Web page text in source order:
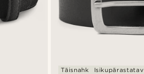
Täisnahk Isikupärastatav